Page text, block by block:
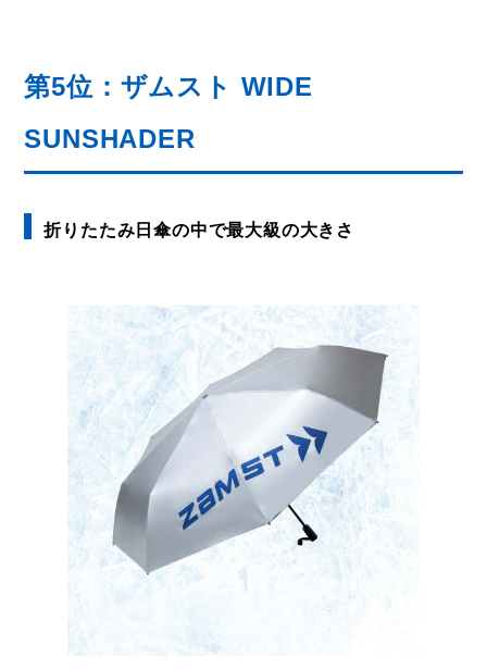
第5位：ザムスト WIDE
SUNSHADER
折りたたみ日傘の中で最大級の大きさ